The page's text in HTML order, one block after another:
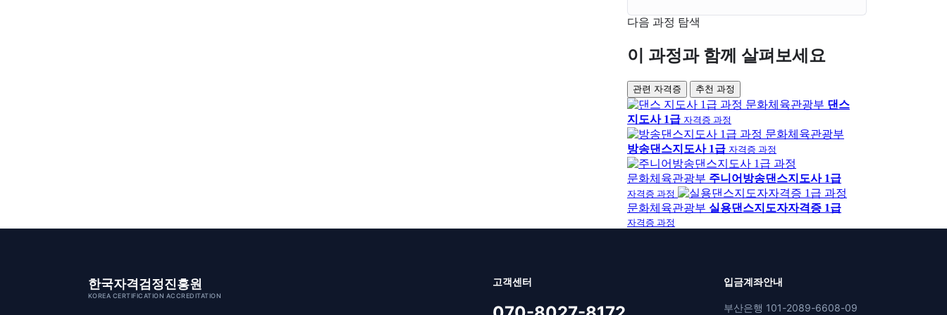
다음 과정 탐색
이 과정과 함께 살펴보세요
관련 자격증 추천 과정
문화체육관광부 댄스
지도사 1급 자격증 과정
문화체육관광부
방송댄스지도사 1급 자격증 과정
문화체육관광부 주니어방송댄스지도사 1급
자격증 과정
문화체육관광부 실용댄스지도자자격증 1급
자격증 과정
한국자격검정진흥원
KOREA CERTIFICATION ACCREDITATION
고객센터 입금계좌안내
부산은행 101-2089-6608-09